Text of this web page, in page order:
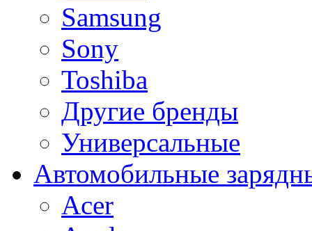
Samsung
Sony
Toshiba
Другие бренды
Универсальные
Автомобильные
Acer